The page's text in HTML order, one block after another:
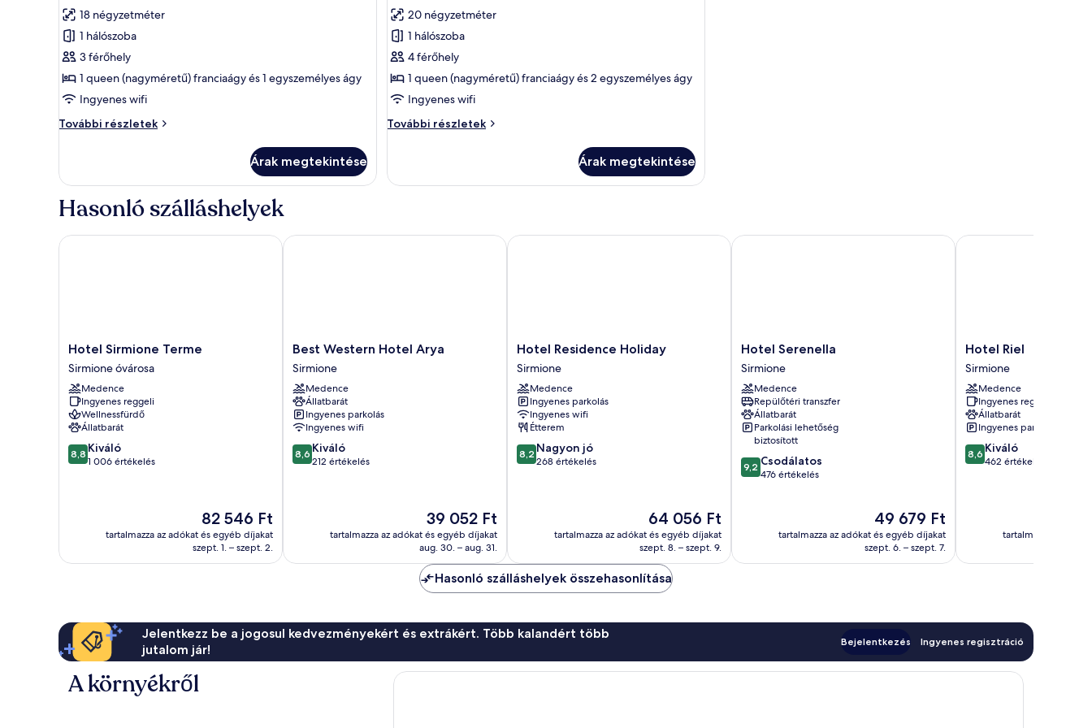
összes
képének
megtekintése:
Design
háromágyas
szoba
értékelés)
18 négyzetméter
1 hálószoba
3 férőhely
1 queen (nagyméretű) franciaágy és 1 egyszemélyes ágy
Ingyenes wifi
További részletek
Design
részletei
Árak megtekintése
összes
képének
megtekintése:
Családi
lakosztály
értékelés)
20 négyzetméter
1 hálószoba
4 férőhely
1 queen (nagyméretű) franciaágy és 2 egyszemélyes ágy
Ingyenes wifi
További részletek
Családi
Árak megtekintése
Hasonló szálláshelyek
Hotel
Sirmione
Terme
Sirmione
óvárosa
Hotel Sirmione Terme
Sirmione óvárosa
Medence
Ingyenes reggeli
Wellnessfürdő
Állatbarát
8.8
ennyiből:
8,8 Kiváló
1 006 értékelés
Az
ár
82 546 Ft
82 546 Ft
tartalmazza az adókat és egyéb díjakat
szept. 1. – szept. 2.
Hotel Sirmione Terme
Best
Western
Hotel
Arya
Sirmione
Best Western Hotel Arya
Sirmione
Medence
Állatbarát
Ingyenes parkolás
Ingyenes wifi
8.6
ennyiből:
8,6 Kiváló
212 értékelés
Az
ár
39 052 Ft
39 052 Ft
tartalmazza az adókat és egyéb díjakat
aug. 30. – aug. 31.
Best Western Hotel Arya
Hotel
Residence
Holiday
Sirmione
Hotel Residence Holiday
Sirmione
Medence
Ingyenes parkolás
Ingyenes wifi
Étterem
8.2
ennyiből:
értékelés
8,2 Nagyon jó
268 értékelés
Az
ár
64 056 Ft
64 056 Ft
tartalmazza az adókat és egyéb díjakat
szept. 8. – szept. 9.
Hotel Residence Holiday
Hotel
Serenella
Sirmione
Hotel Serenella
Sirmione
Medence
Repülőtéri transzfer
Állatbarát
Parkolási lehetőség
biztosított
9.2
ennyiből:
értékelés
9,2 Csodálatos
476 értékelés
Az
ár
49 679 Ft
49 679 Ft
tartalmazza az adókat és egyéb díjakat
szept. 6. – szept. 7.
Hotel Serenella
Hotel
Riel
Sirmione
Hotel Riel
Sirmione
Medence
Ingyenes reggeli
Állatbarát
Ingyenes parkolás
8.6
ennyiből:
8,6 Kiváló
462 értékelés
tartalmazza az
Hotel Riel
Hasonló szálláshelyek összehasonlítása
Jelentkezz be a jogosul kedvezményekért és extrákért. Több kalandért több
jutalom jár!
Bejelentkezés Ingyenes regisztráció
A környékről